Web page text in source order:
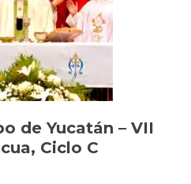
de Yucatán – VII
Ciclo C